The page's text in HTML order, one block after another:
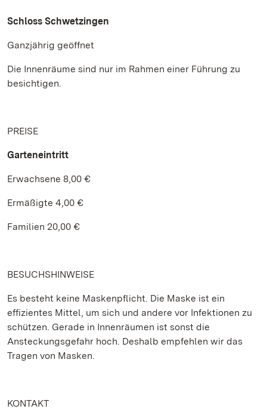
Schloss Schwetzingen
Ganzjährig geöffnet
Die Innenräume sind nur im Rahmen einer Führung zu
besichtigen.
PREISE
Garteneintritt
Erwachsene 8,00 €
Ermäßigte 4,00 €
Familien 20,00 €
BESUCHSHINWEISE
Es besteht keine Maskenpflicht. Die Maske ist ein
effizientes Mittel, um sich und andere vor Infektionen zu
schützen. Gerade in Innenräumen ist sonst die
Ansteckungsgefahr hoch. Deshalb empfehlen wir das
Tragen von Masken.
KONTAKT